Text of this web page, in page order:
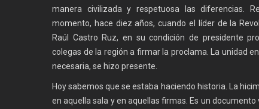
manera civilizada y respetuosa las diferencias.
momento, hace diez años, cuando el líder de la
Raúl Castro Ruz, en su condición de presidente
colegas de la región a firmar la proclama. La unidad
necesaria, se hizo presente.
Hoy sabemos que se estaba haciendo historia. La
en aquella sala y en aquellas firmas. Es un